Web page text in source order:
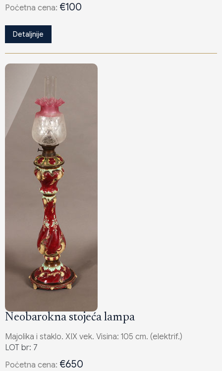
Poċetna cena: €100
Detaljnije
Neobarokna stojeća lampa
Majolika i staklo. XIX vek. Visina: 105 cm. (elektrif.)
LOT br: 7
Poċetna cena: €650